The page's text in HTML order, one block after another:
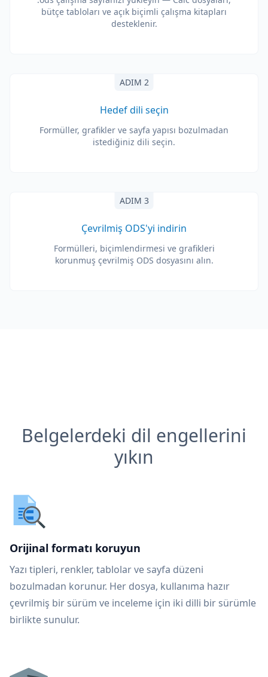
bütçe tabloları ve açık biçimli çalışma kitapları
desteklenir.
ADIM 2
Hedef dili seçin
Formüller, grafikler ve sayfa yapısı bozulmadan
istediğiniz dili seçin.
ADIM 3
Çevrilmiş ODS'yi indirin
Formülleri, biçimlendirmesi ve grafikleri
korunmuş çevrilmiş ODS dosyasını alın.
Belgelerdeki dil engellerini
yıkın
Orijinal formatı koruyun
Yazı tipleri, renkler, tablolar ve sayfa düzeni
bozulmadan korunur. Her dosya, kullanıma hazır
çevrilmiş bir sürüm ve inceleme için iki dilli bir sürümle
birlikte sunulur.